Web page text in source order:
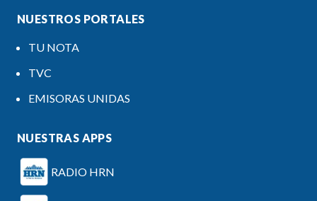
NUESTROS PORTALES
TU NOTA
TVC
EMISORAS UNIDAS
NUESTRAS APPS
RADIO HRN